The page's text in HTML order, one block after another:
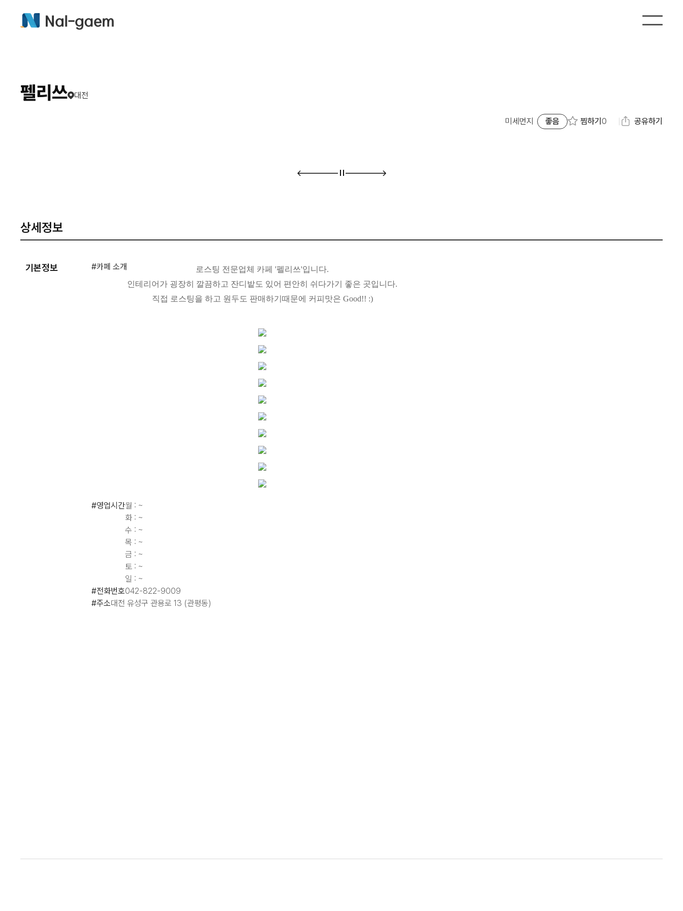
펠리쓰 대전
미세먼지 좋음 찜하기 0 공유하기
상세정보
기본정보 #카페 소개
로스팅 전문업체 카페 '펠리쓰'입니다.
인테리어가 굉장히 깔끔하고 잔디밭도 있어 편안히 쉬다가기 좋은 곳입니다.
직접 로스팅을 하고 원두도 판매하기때문에 커피맛은 Good!! :)
#영업시간월 : ~
화 : ~
수 : ~
목 : ~
금 : ~
토 : ~
일 : ~
#전화번호042-822-9009
#주소대전 유성구 관용로 13 (관평동)